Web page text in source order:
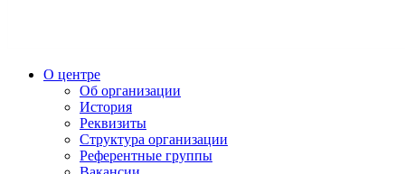
О центре
Об организации
История
Реквизиты
Структура организации
Референтные группы